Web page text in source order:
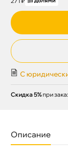
С
Скидка 5% при
Описание